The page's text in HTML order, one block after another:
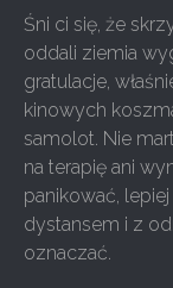
Śni ci się, że
oddali ziemia
gratulacje,
kinowych
samolot. Nie
na terapię ani
panikować,
dystansem i z
oznaczać.